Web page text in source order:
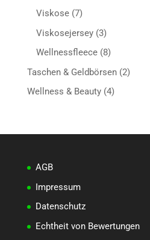
Produkte
Viskose 77
Produkte
Viskosejersey 33
Produkte
Wellnessfleece 88
Produkte
Taschen & Geldbörsen 22
Wellness & Beauty 44
AGB
Impressum
Datenschutz
Echtheit von Bewertungen